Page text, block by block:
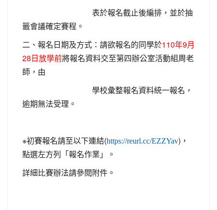
表於報名截止後編排，並於抽
籤會議確定賽程。
二、報名日期及方式：請欲報名的同學於110年9月
28日放學前將報名資料交至第四辦公室活動組周老
師，由
學校彙整報名資料統一報名，
逾期無法受理。
※初賽報名請至以下連結(https://reurl.cc/EZZYav)，
點選左方列「報名作業」。
詳細比賽辦法請參閱附件。